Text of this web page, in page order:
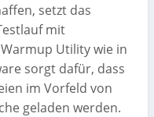
setzt das
mit
Utility wie in
sorgt dafür, dass
im Vorfeld von
geladen werden.